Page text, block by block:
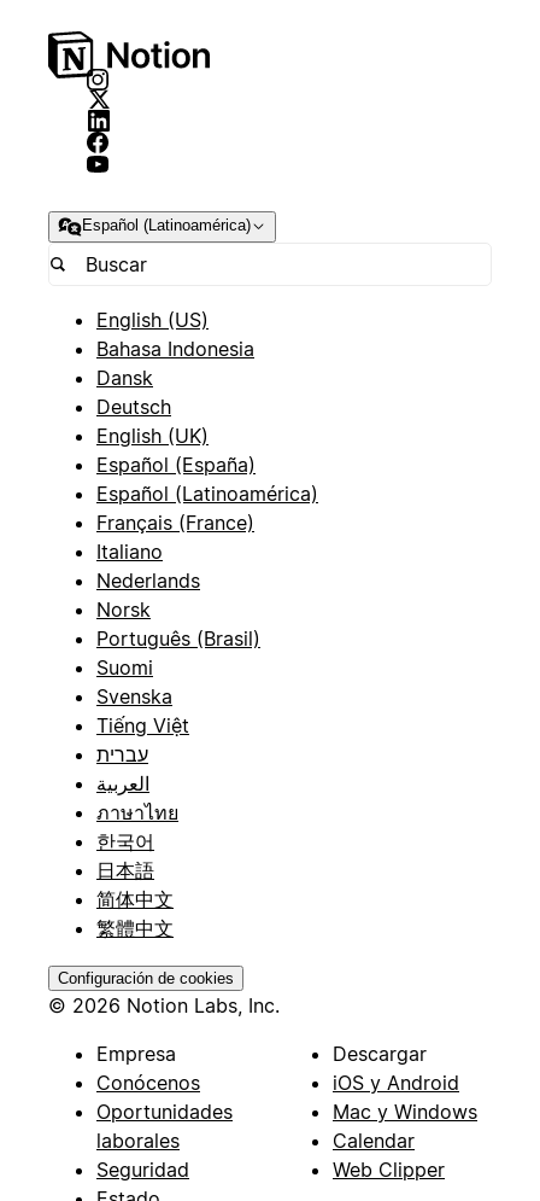
Español (Latinoamérica)
English (US)
Bahasa Indonesia
Dansk
Deutsch
English (UK)
Español (España)
Español (Latinoamérica)
Français (France)
Italiano
Nederlands
Norsk
Português (Brasil)
Suomi
Svenska
Tiếng Việt
עברית
العربية
ภาษาไทย
한국어
日本語
简体中文
繁體中文
Configuración de cookies
© 2026 Notion Labs, Inc.
Empresa
Conócenos
Oportunidades
laborales
Seguridad
Descargar
iOS y Android
Mac y Windows
Calendar
Web Clipper